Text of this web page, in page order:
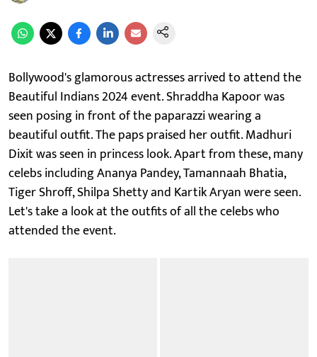
Bollywood's glamorous actresses arrived to attend the
Beautiful Indians 2024 event. Shraddha Kapoor was
seen posing in front of the paparazzi wearing a
beautiful outfit. The paps praised her outfit. Madhuri
Dixit was seen in princess look. Apart from these, many
celebs including Ananya Pandey, Tamannaah Bhatia,
Tiger Shroff, Shilpa Shetty and Kartik Aryan were seen.
Let's take a look at the outfits of all the celebs who
attended the event.